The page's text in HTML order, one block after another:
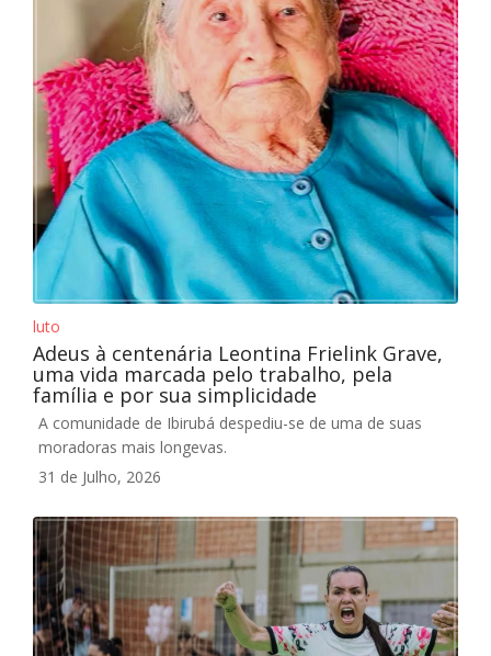
luto
Adeus à centenária Leontina Frielink Grave,
uma vida marcada pelo trabalho, pela
família e por sua simplicidade
A comunidade de Ibirubá despediu-se de uma de suas
moradoras mais longevas.
31 de Julho, 2026